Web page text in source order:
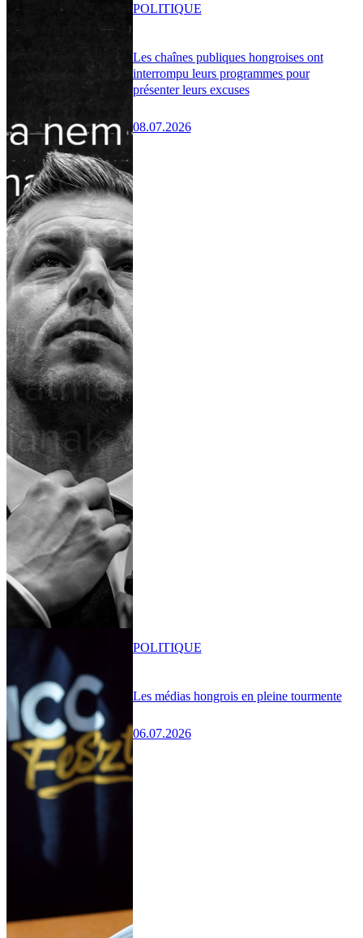
Les chaînes publiques hongroises ont
interrompu leurs programmes pour
présenter leurs excuses
08.07.2026
POLITIQUE
Les médias hongrois en pleine tourmente
06.07.2026
POLITIQUE